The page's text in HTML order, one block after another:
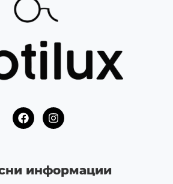
F
a
o
o
I
n
g
r
информации